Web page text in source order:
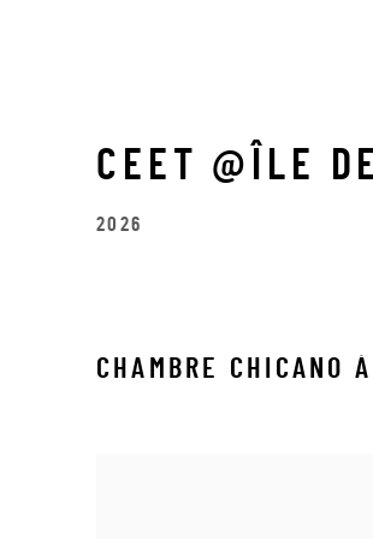
CEET @ÎLE
2026
CHAMBRE CHICANO